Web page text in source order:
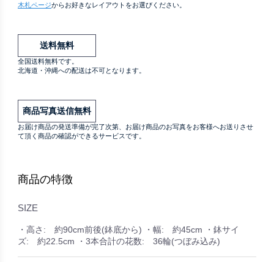
木札ページからお好きなレイアウトをお選びください。
送料無料
全国送料無料です。
北海道・沖縄への配送は不可となります。
商品写真送信無料
お届け商品の発送準備が完了次第、お届け商品のお写真をお客様へお送りさせ
て頂く商品の確認ができるサービスです。
商品の特徴
SIZE
・高さ: 約90cm前後(鉢底から) ・幅: 約45cm ・鉢サイ
ズ: 約22.5cm ・3本合計の花数: 36輪(つぼみ込み)